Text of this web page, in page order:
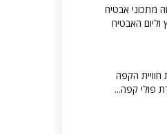
מתכוני אבטיח
וליום האבטיח
הקפה
פולי קפה...